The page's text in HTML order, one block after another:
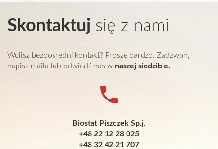
Skontaktuj się z nami
Wolisz bezpośredni kontakt? Proszę bardzo. Zadzwoń,
napisz maila lub odwiedź nas w naszej siedzibie.
Biostat Piszczek Sp.j.
+48 22 12 28 025
+48 32 42 21 707